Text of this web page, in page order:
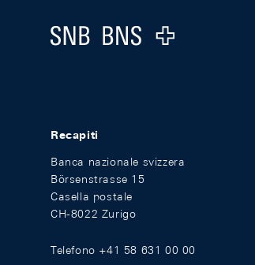
Logo
Recapiti
Banca nazionale svizzera
Börsenstrasse 15
Casella postale
CH-8022 Zurigo
Telefono +41 58 631 00 00